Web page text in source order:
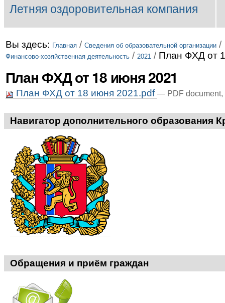
Летняя оздоровительная компания
Вы здесь: Главная / Сведения об образовательной организации /
Финансово-хозяйственная деятельность / 2021 / План ФХД от
План ФХД от 18 июня 2021
План ФХД от 18 июня 2021.pdf — PDF document,
Навигатор дополнительного образования
Обращения и приём граждан